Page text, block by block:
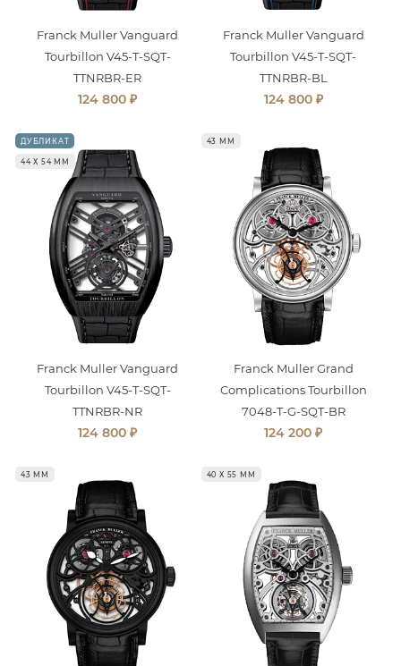
Franck Muller Vanguard
Tourbillon V45-T-SQT-
TTNRBR-ER
124 800 ₽
Franck Muller Vanguard
Tourbillon V45-T-SQT-
TTNRBR-BL
124 800 ₽
ДУБЛИКАТ
44 Х 54 ММ
Franck Muller Vanguard
Tourbillon V45-T-SQT-
TTNRBR-NR
124 800 ₽
43 ММ
Franck Muller Grand
Complications Tourbillon
7048-T-G-SQT-BR
124 200 ₽
43 ММ 40 Х 55 ММ